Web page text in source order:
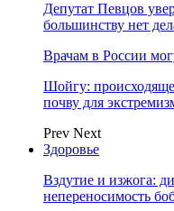
Депутат Певцов
большинству нет
Врачам в России
Шойгу:
почву для
Prev Next
Здоровье
Вздутие и изжога:
непереносимость